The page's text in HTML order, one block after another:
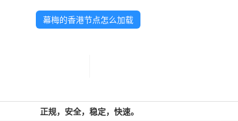
幕梅的香港节点怎么加载
正规，安全，稳定，快速。